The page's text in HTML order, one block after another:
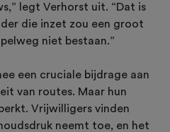
legt Verhorst uit. “Dat is
die inzet zou een groot
niet bestaan.”
een cruciale bijdrage aan
van routes. Maar hun
Vrijwilligers vinden
neemt toe, en het